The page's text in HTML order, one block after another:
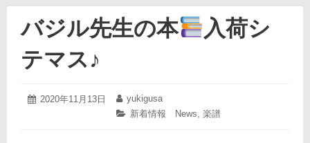
バジル先生の本
入荷シ
テマス♪
投
2020年11月13日
2023 投
稿
yukigusa
カ
新着情報 News, 楽譜